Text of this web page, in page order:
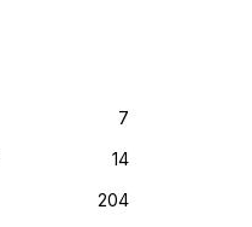
7
14
204